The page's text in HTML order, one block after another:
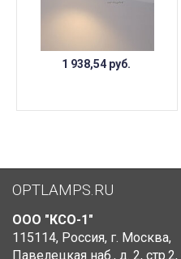
1 938,54 руб.
OPTLAMPS.RU
ООО "КСО-1"
115114, Россия, г. Москва,
Павелецкая наб., д. 2, стр.2,